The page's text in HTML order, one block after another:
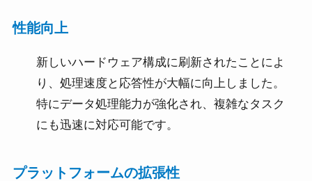
性能向上
新しいハードウェア構成に刷新されたことによ
り、処理速度と応答性が大幅に向上しました。
特にデータ処理能力が強化され、複雑なタスク
にも迅速に対応可能です。
プラットフォームの拡張性